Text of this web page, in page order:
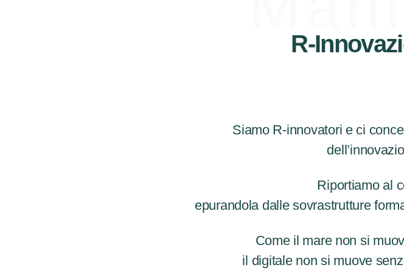
R-
Siamo R-innovatori e ci
Riportiamo al
epurandola dalle sovrastrutture
Come il mare non si
il digitale non si muove